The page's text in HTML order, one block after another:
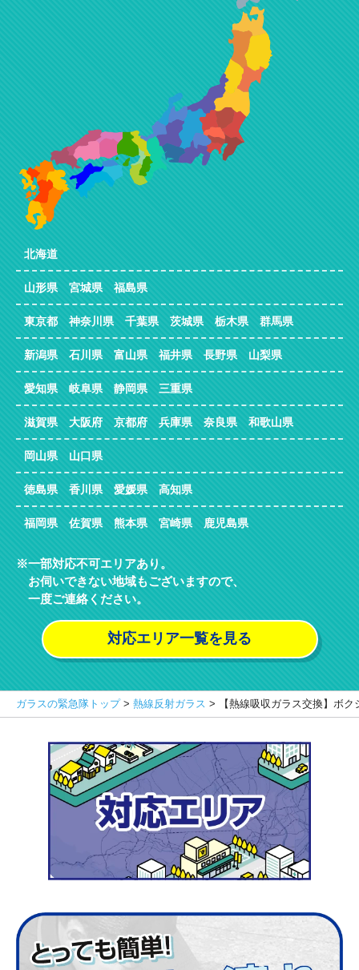
北海道
山形県 宮城県 福島県
東京都 神奈川県 千葉県 茨城県 栃木県 群馬県
新潟県 石川県 富山県 福井県 長野県 山梨県
愛知県 岐阜県 静岡県 三重県
滋賀県 大阪府 京都府 兵庫県 奈良県 和歌山県
岡山県 山口県
徳島県 香川県 愛媛県 高知県
福岡県 佐賀県 熊本県 宮崎県 鹿児島県
一部対応不可エリアあり。
お伺いできない地域もございますので、
一度ご連絡ください。
対応エリア一覧を見る
ガラスの緊急隊トップ> 熱線反射ガラス > 【熱線吸収ガラス交換】ボ